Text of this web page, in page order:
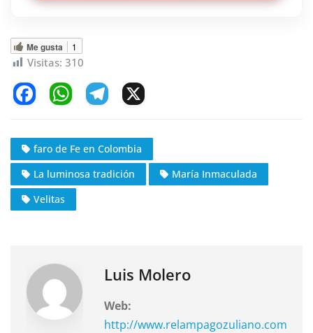
Me gusta 1
Visitas: 310
c
e
b
o
W
at
s
A
p
e
gr
a
faro de Fe en Colombia
La luminosa tradición
María Inmaculada
Velitas
Luis Molero
Web:
http://www.relampagozuliano.com